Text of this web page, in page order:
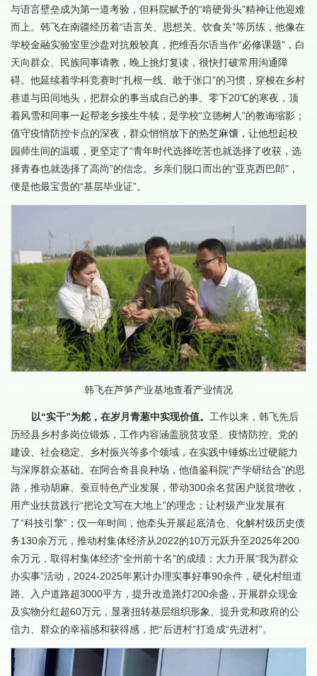
与语言壁垒成为第一道考验，但科院赋予的“啃硬骨头”精神让他迎难
而上。韩飞在南疆经历着“语言关、思想关、饮食关”等历练，他像在
学校金融实验室里沙盘对抗般较真，把维吾尔语当作“必修课题”，白
天向群众、民族同事请教，晚上挑灯复读，很快打破常用沟通障
碍。他延续着学科竞赛时“扎根一线、敢于张口”的习惯，穿梭在乡村
巷道与田间地头，把群众的事当成自己的事。零下20℃的寒夜，顶
着风雪和同事一起帮老乡接生牛犊，是学校“立德树人”的教诲缩影；
值守疫情防控卡点的深夜，群众悄悄放下的热芝麻馕，让他想起校
园师生间的温暖，更坚定了“青年时代选择吃苦也就选择了收获，选
择青春也就选择了高尚”的信念。乡亲们脱口而出的“亚克西巴郎”，
便是他最宝贵的“基层毕业证”。
韩飞在芦笋产业基地查看产业情况
以“实干”为舵，在岁月青葱中实现价值。 工作以来，韩飞先后
历经县乡村多岗位锻炼，工作内容涵盖脱贫攻坚、疫情防控、党的
建设、社会稳定、乡村振兴等多个领域，在实践中锤炼出过硬能力
与深厚群众基础。在阿合奇县良种场，他借鉴科院“产学研结合”的思
路，推动胡麻、蚕豆特色产业发展，带动300余名贫困户脱贫增收，
用产业扶贫践行“把论文写在大地上”的理念；让村级产业发展有
了“科技引擎”；仅一年时间，他牵头开展起底清仓、化解村级历史债
务130余万元，推动村集体经济从2022的10万元跃升至2025年200
余万元，取得村集体经济“全州前十名”的成绩；大力开展“我为群众
办实事”活动，2024-2025年累计办理实事好事90余件，硬化村组道
路、入户道路超3000平方，提升改造路灯200余盏，开展群众现金
及实物分红超60万元，显著扭转基层组织形象、提升党和政府的公
信力、群众的幸福感和获得感，把“后进村”打造成“先进村”。